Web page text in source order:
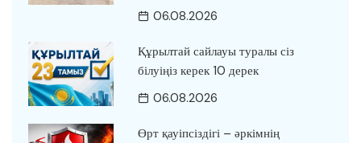
06.08.2026
Құрылтай сайлауы туралы сіз
білуіңіз керек 10 дерек
06.08.2026
Өрт қауіпсіздігі – әркімнің